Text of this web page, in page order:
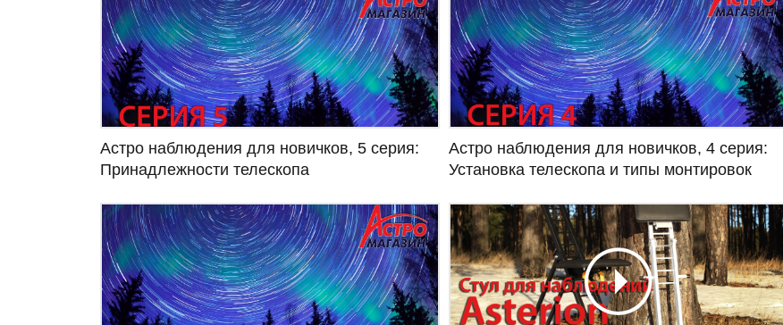
Астро наблюдения для новичков, 5 серия:
Принадлежности телескопа
Астро наблюдения для новичков, 4 серия:
Установка телескопа и типы монтировок